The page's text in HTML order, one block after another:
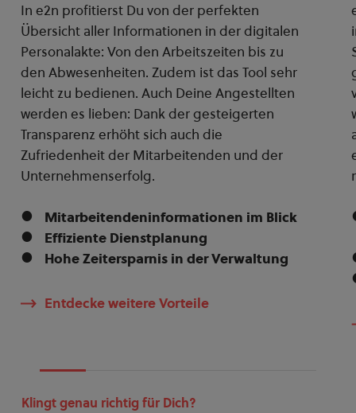
In e2n profitierst Du von der perfekten
Übersicht aller Informationen in der digitalen
Personalakte: Von den Arbeitszeiten bis zu
den Abwesenheiten. Zudem ist das Tool sehr
leicht zu bedienen. Auch Deine Angestellten
werden es lieben: Dank der gesteigerten
Transparenz erhöht sich auch die
Zufriedenheit der Mitarbeitenden und der
Unternehmenserfolg.
Mitarbeitendeninformationen im Blick
Effiziente Dienstplanung
Hohe Zeitersparnis in der Verwaltung
Entdecke weitere Vorteile
Klingt genau richtig für Dich?